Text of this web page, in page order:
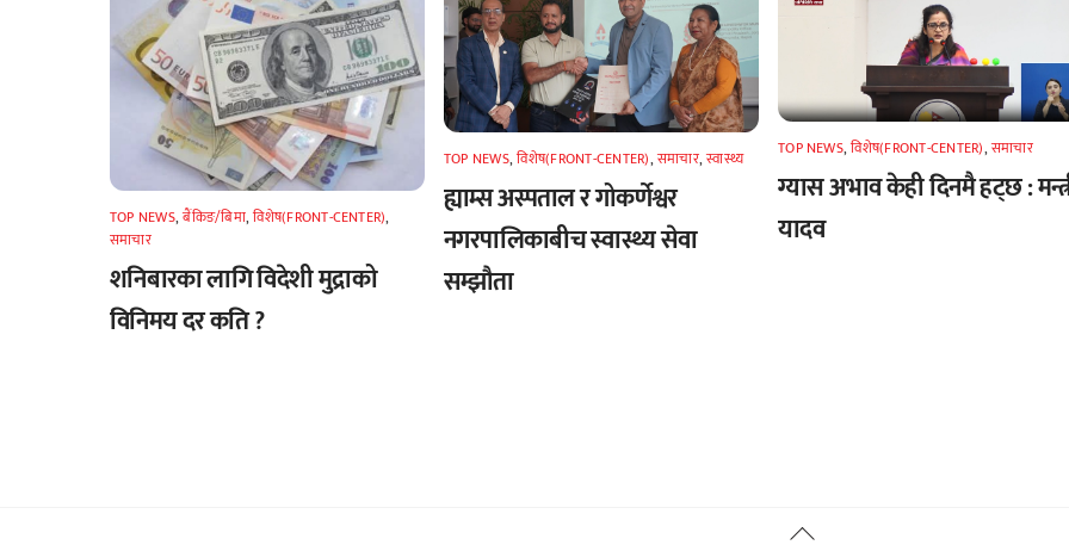
TOP NEWS,बैंकिङ/बिमा,विशेष(FRONT-CENTER),
समाचार
शनिबारका लागि विदेशी मुद्राको
विनिमय दर कति ?
TOP NEWS,विशेष(FRONT-CENTER),समाचार,स्वास्थ्य
ह्याम्स अस्पताल र गोकर्णेश्वर
नगरपालिकाबीच स्वास्थ्य सेवा
सम्झौता
TOP NEWS,विशेष(FRONT-CENTER),समाचार
ग्यास अभाव केही दिनमै हट्छ :
यादव
Back